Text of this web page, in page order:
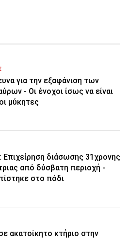
για την εξαφάνιση των
- Οι ένοχοι ίσως να είναι
μύκητες
Επιχείρηση διάσωσης 31χρονης
από δύσβατη περιοχή -
στο πόδι
ακατοίκητο κτήριο στην